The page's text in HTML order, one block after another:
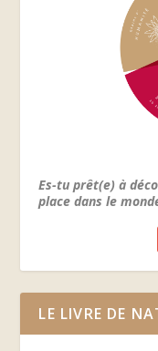
Es-tu prêt(e) à
place dans le
LE LIVRE DE